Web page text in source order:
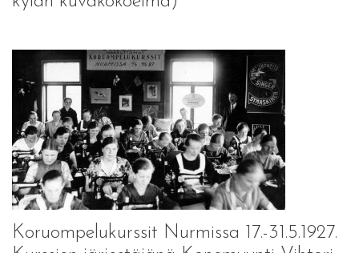
Koruompelukurssit Nurmissa 17.-31.5.1927.